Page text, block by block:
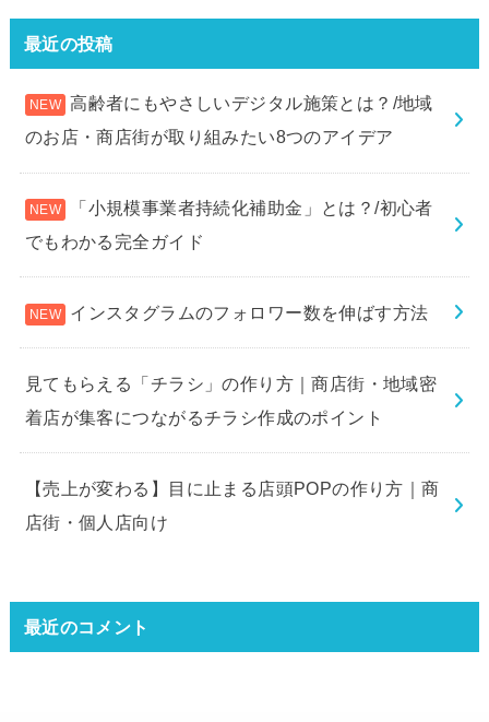
最近の投稿
高齢者にもやさしいデジタル施策とは？/地域
のお店・商店街が取り組みたい8つのアイデア
「小規模事業者持続化補助金」とは？/初心者
でもわかる完全ガイド
インスタグラムのフォロワー数を伸ばす方法
見てもらえる「チラシ」の作り方｜商店街・地域密
着店が集客につながるチラシ作成のポイント
【売上が変わる】目に止まる店頭POPの作り方｜商
店街・個人店向け
最近のコメント